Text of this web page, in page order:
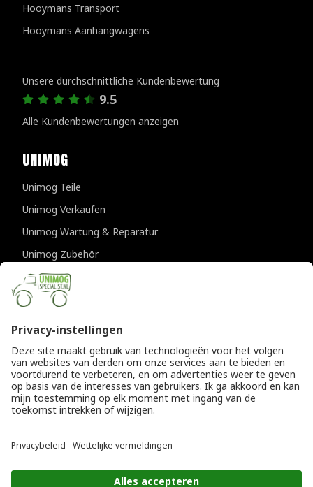
Hooymans Transport
Hooymans Aanhangwagens
Unsere durchschnittliche Kundenbewertung
9.5
Alle Kundenbewertungen anzeigen
UNIMOG
Unimog Teile
Unimog Verkaufen
Unimog Wartung & Reparatur
Unimog Zubehör
Unimog APK-prufungen
KONTAKTDATEN
Provincialeweg 94-98
Die Niederlande
T+31 (0)418 632073
Einfo@unimogspecialist.nl
© Copyright 2026
Allgemeine Geschäftsbedingungen|